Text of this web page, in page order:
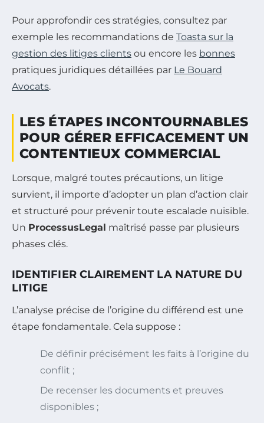
Pour approfondir ces stratégies, consultez par
exemple les recommandations de Toasta sur la
gestion des litiges clients ou encore les bonnes
pratiques juridiques détaillées par Le Bouard
Avocats.
LES ÉTAPES INCONTOURNABLES
POUR GÉRER EFFICACEMENT UN
CONTENTIEUX COMMERCIAL
Lorsque, malgré toutes précautions, un litige
survient, il importe d’adopter un plan d’action clair
et structuré pour prévenir toute escalade nuisible.
Un ProcessusLegal maîtrisé passe par plusieurs
phases clés.
IDENTIFIER CLAIREMENT LA NATURE DU
LITIGE
L’analyse précise de l’origine du différend est une
étape fondamentale. Cela suppose :
De définir précisément les faits à l’origine du
conflit ;
De recenser les documents et preuves
disponibles ;